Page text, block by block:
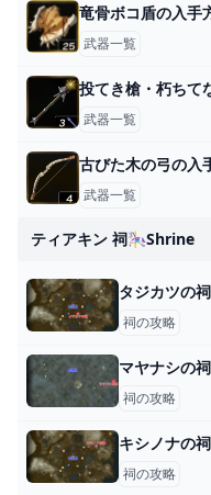
竜骨ボコ盾の入手
武器一覧
投てき槍・朽ちて
武器一覧
古びた木の弓の入
武器一覧
ティアキン 祠🎠shrine
タジカツの
祠の攻略
マヤナシの
祠の攻略
キシノナの
祠の攻略